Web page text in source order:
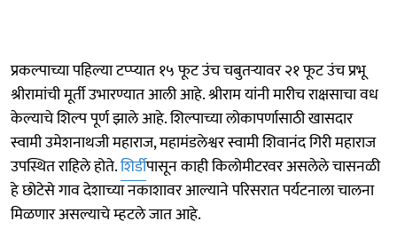
प्रकल्पाच्या पहिल्या टप्प्यात १५ फूट उंच चबुतऱ्यावर २१ फूट उंच प्रभू
श्रीरामांची मूर्ती उभारण्यात आली आहे. श्रीराम यांनी मारीच राक्षसाचा वध
केल्याचे शिल्प पूर्ण झाले आहे. शिल्पाच्या लोकापर्णासाठी खासदार
स्वामी उमेशनाथजी महाराज, महामंडलेश्वर स्वामी शिवानंद गिरी महाराज
उपस्थित राहिले होते.शिर्डीपासून काही किलोमीटरवर असलेले चासनळी
हे छोटेसे गाव देशाच्या नकाशावर आल्याने परिसरात पर्यटनाला चालना
मिळणार असल्याचे म्हटले जात आहे.